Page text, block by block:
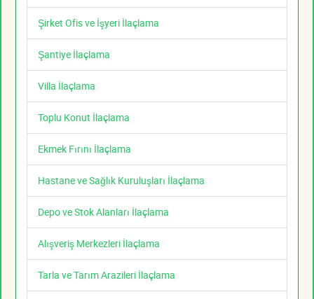
Şirket Ofis ve İşyeri İlaçlama
Şantiye İlaçlama
Villa İlaçlama
Toplu Konut İlaçlama
Ekmek Fırını İlaçlama
Hastane ve Sağlık Kuruluşları İlaçlama
Depo ve Stok Alanları İlaçlama
Alışveriş Merkezleri İlaçlama
Tarla ve Tarım Arazileri İlaçlama